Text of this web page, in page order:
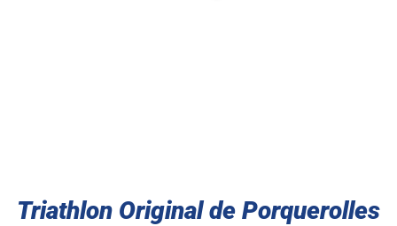
Triathlon Original de Porquerolles